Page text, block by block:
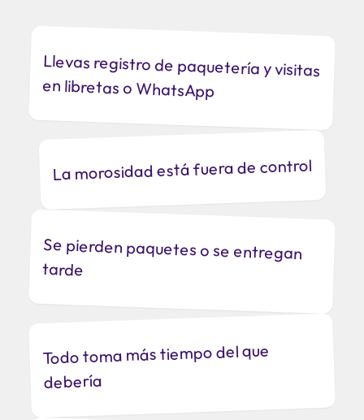
Llevas registro de paquetería y visitas
en libretas o WhatsApp
La morosidad está fuera de control
Se pierden paquetes o se entregan
tarde
Todo toma más tiempo del que
debería